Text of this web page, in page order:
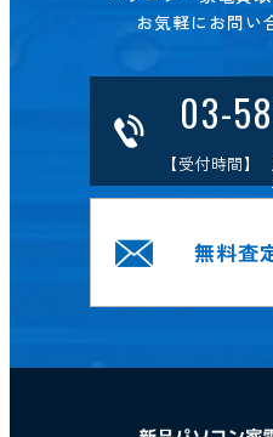
お気軽にお問い
03-
【受付時間】
無料査